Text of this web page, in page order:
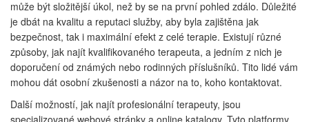
může být složitější úkol, než by se na první pohled zdálo. Důležité
je dbát na kvalitu a reputaci služby, aby byla zajištěna jak
bezpečnost, tak i maximální efekt z celé terapie. Existují různé
způsoby, jak najít kvalifikovaného terapeuta, a jedním z nich je
doporučení od známých nebo rodinných příslušníků. Tito lidé vám
mohou dát osobní zkušenosti a názor na to, koho kontaktovat.
Další možností, jak najít profesionální terapeuty, jsou